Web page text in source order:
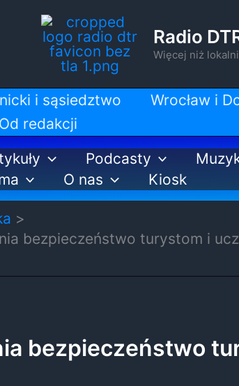
Radio
Więcej niż
i sąsiedztwo Wrocław i
Od redakcji
Podcasty
O nas Kiosk
bezpieczeństwo turystom i
bezpieczeństwo